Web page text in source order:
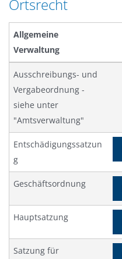
Ortsrecht
Allgemeine
Verwaltung
Ausschreibungs- und
Vergabeordnung -
siehe unter
"Amtsverwaltung"
Entschädigungssatzun
g
Geschäftsordnung
Hauptsatzung
Satzung für